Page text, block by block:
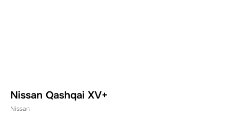
Nissan Qashqai XV+
Nissan